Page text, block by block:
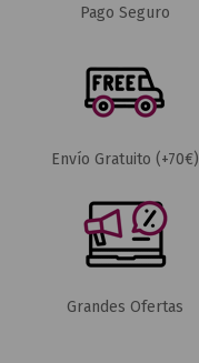
Pago Seguro
Envío Gratuito (+70€)
Grandes Ofertas